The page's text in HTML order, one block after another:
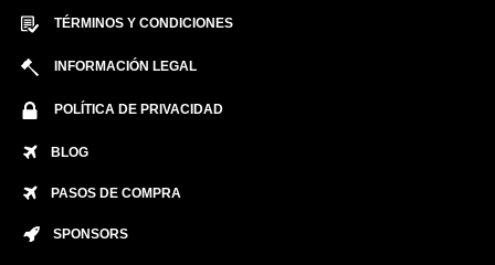
TÉRMINOS Y CONDICIONES
INFORMACIÓN LEGAL
POLÍTICA DE PRIVACIDAD
BLOG
PASOS DE COMPRA
SPONSORS